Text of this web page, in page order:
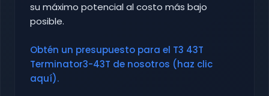
su máximo potencial al costo más bajo
posible.
Obtén un presupuesto para el T3 43T
Terminator3-43T de nosotros (haz clic
aquí).